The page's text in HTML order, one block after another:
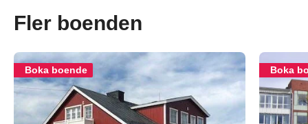
Fler boenden
Boka boende Boka